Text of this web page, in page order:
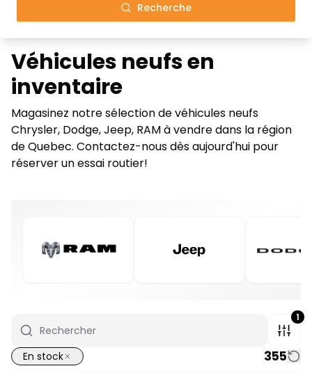
Recherche
Véhicules neufs en
inventaire
Magasinez notre sélection de véhicules neufs
Chrysler, Dodge, Jeep, RAM à vendre dans la région
de Quebec. Contactez-nous dès aujourd'hui pour
réserver un essai routier!
1
En stock 355